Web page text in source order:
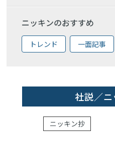
ニッキンのおすすめ
トレンド 一面記事
社説／
ニッキン抄